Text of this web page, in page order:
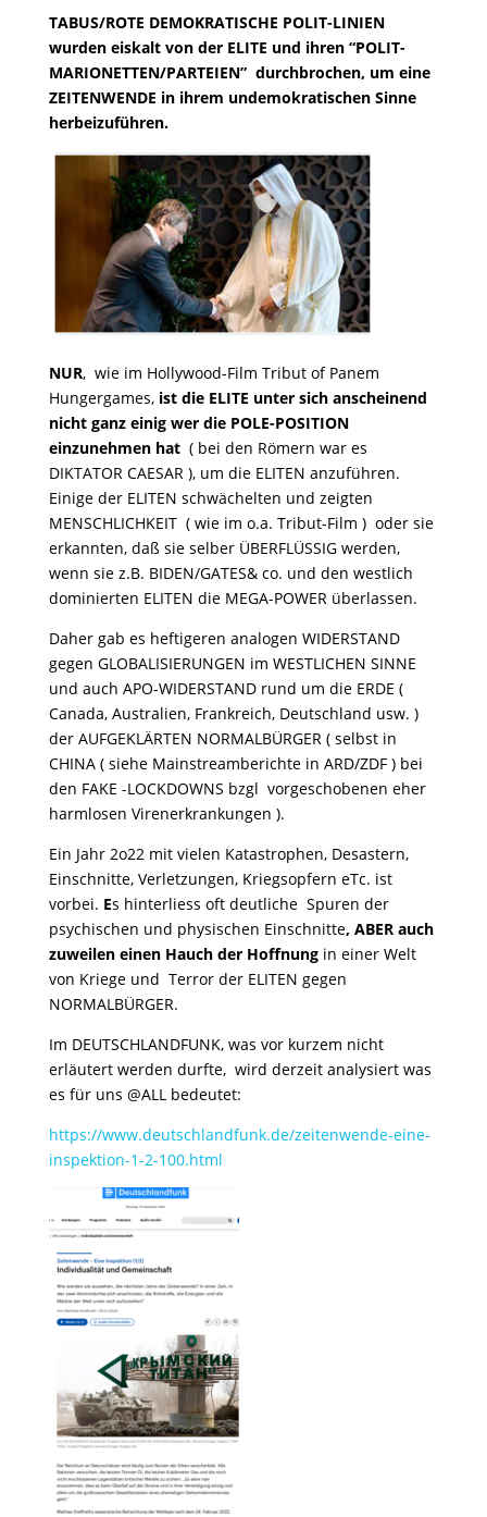
TABUS/ROTE DEMOKRATISCHE POLIT-LINIEN
wurden eiskalt von der ELITE und ihren “POLIT-
MARIONETTEN/PARTEIEN” durchbrochen, um eine
ZEITENWENDE in ihrem undemokratischen Sinne
herbeizuführen.
NUR, wie im Hollywood-Film Tribut of Panem
Hungergames, ist die ELITE unter sich anscheinend
nicht ganz einig wer die POLE-POSITION
einzunehmen hat ( bei den Römern war es
DIKTATOR CAESAR ), um die ELITEN anzuführen.
Einige der ELITEN schwächelten und zeigten
MENSCHLICHKEIT ( wie im o.a. Tribut-Film ) oder sie
erkannten, daß sie selber ÜBERFLÜSSIG werden,
wenn sie z.B. BIDEN/GATES& co. und den westlich
dominierten ELITEN die MEGA-POWER überlassen.
Daher gab es heftigeren analogen WIDERSTAND
gegen GLOBALISIERUNGEN im WESTLICHEN SINNE
und auch APO-WIDERSTAND rund um die ERDE (
Canada, Australien, Frankreich, Deutschland usw. )
der AUFGEKLÄRTEN NORMALBÜRGER ( selbst in
CHINA ( siehe Mainstreamberichte in ARD/ZDF ) bei
den FAKE -LOCKDOWNS bzgl vorgeschobenen eher
harmlosen Virenerkrankungen ).
Ein Jahr 2o22 mit vielen Katastrophen, Desastern,
Einschnitte, Verletzungen, Kriegsopfern eTc. ist
vorbei. Es hinterliess oft deutliche Spuren der
psychischen und physischen Einschnitte, ABER auch
zuweilen einen Hauch der Hoffnungin einer Welt
von Kriege und Terror der ELITEN gegen
NORMALBÜRGER.
Im DEUTSCHLANDFUNK, was vor kurzem nicht
erläutert werden durfte, wird derzeit analysiert was
es für uns @ALL bedeutet:
https://www.deutschlandfunk.de/zeitenwende-eine-
inspektion-1-2-100.html